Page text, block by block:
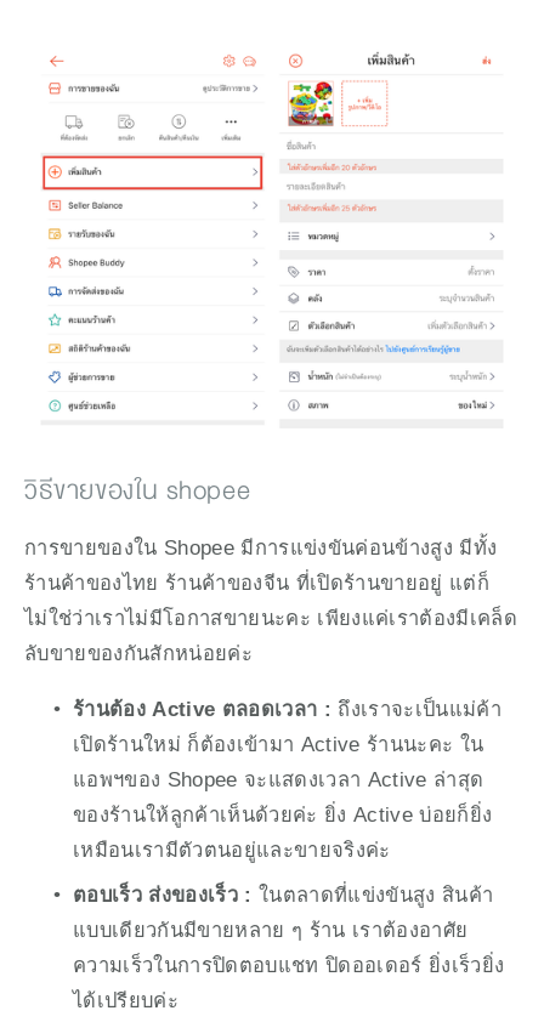
วิธีขายของใน shopee
การขายของใน Shopee มีการแข่งขันค่อนข้างสูง มีทั้ง
ร้านค้าของไทย ร้านค้าของจีน ที่เปิดร้านขายอยู่ แต่ก็
ไม่ใช่ว่าเราไม่มีโอกาสขายนะคะ เพียงแค่เราต้องมีเคล็ด
ลับขายของกันสักหน่อยค่ะ
ร้านต้อง Active ตลอดเวลา : ถึงเราจะเป็นแม่ค้า
เปิดร้านใหม่ ก็ต้องเข้ามา Active ร้านนะคะ ใน
แอพฯของ Shopee จะแสดงเวลา Active ล่าสุด
ของร้านให้ลูกค้าเห็นด้วยค่ะ ยิ่ง Active บ่อยก็ยิ่ง
เหมือนเรามีตัวตนอยู่และขายจริงค่ะ
ตอบเร็ว ส่งของเร็ว : ในตลาดที่แข่งขันสูง สินค้า
แบบเดียวกันมีขายหลาย ๆ ร้าน เราต้องอาศัย
ความเร็วในการปิดตอบแชท ปิดออเดอร์ ยิ่งเร็วยิ่ง
ได้เปรียบค่ะ